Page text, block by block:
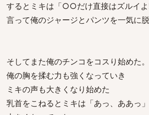
するとミキは「○○だけ直接はズルイよ
言って俺のジャージとパンツを一気に脱
そしてまた俺のチンコをコスり始めた。
俺の胸を揉む力も強くなっていき
ミキの声も大きくなり始めた
乳首をこねるとミキは「あっ、ああっ